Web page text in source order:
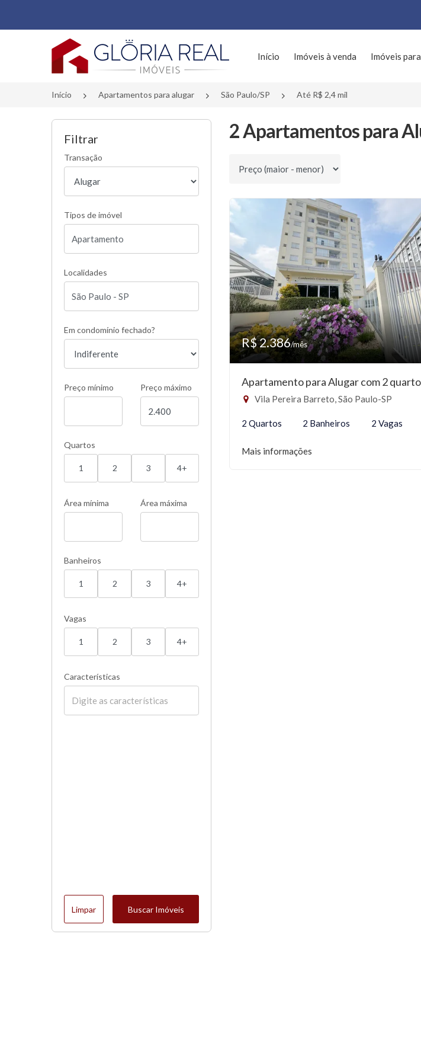
Página inicial
Início Imóveis à venda Imóveis
Início Apartamentos para alugar São Paulo/SP Até R$ 2,4 mil
Filtrar
Transação
Tipos de imóvel
Localidades
Em condomínio fechado?
Preço mínimo Preço máximo
Quartos
1 2 3 4+
Área mínima Área máxima
Banheiros
1 2 3 4+
Vagas
1 2 3 4+
Características
Limpar Buscar Imóveis
2 Apartamentos para
Ordenar por
R$ 2.386/mês
Apartamento para Alugar com 2
Vila Pereira Barreto, São Paulo-SP
2 Quartos 2 Banheiros 2 Vagas
Mais informações